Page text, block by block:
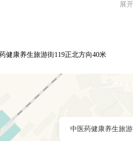
平台展现自己，追求更高的收入与职业
一起共创美好未来！
展开
健康养生旅游街119正北方向40米
中医药健康养生旅